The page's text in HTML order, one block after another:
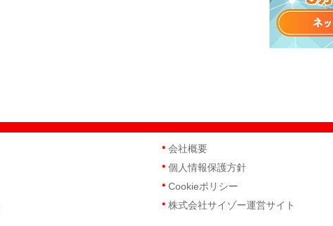
会社概要
個人情報保護方針
Cookieポリシー
株式会社サイゾー運営サイト